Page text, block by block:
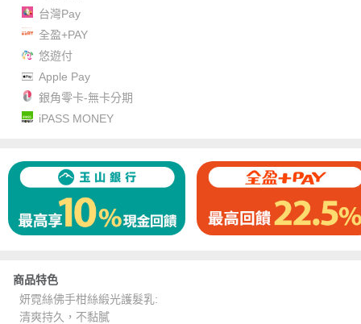
台灣Pay
全盈+PAY
悠遊付
Apple Pay
銀角零卡-無卡分期
iPASS MONEY
商品特色
妍霓絲佛手柑絲緞光護髮乳:
清爽持久，不黏膩